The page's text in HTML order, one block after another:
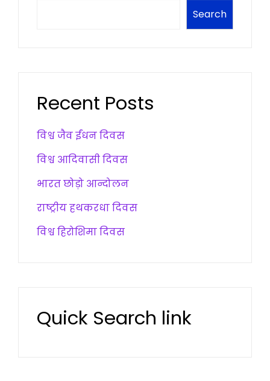
Search
Recent Posts
विश्व जैव ईंधन दिवस
विश्व आदिवासी दिवस
भारत छोड़ो आन्दोलन
राष्ट्रीय हथकरधा दिवस
विश्व हिरोशिमा दिवस
Quick Search link